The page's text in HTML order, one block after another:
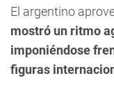
El argentino
mostró un ritmo
imponiéndose
figuras